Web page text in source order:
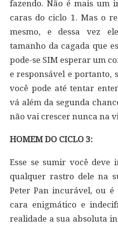
fazendo. Não é mais um
caras do ciclo 1. Mas o
mesmo, e dessa vez
tamanho da cagada que
pode-se SIM esperar um
e responsável e portanto,
você pode até tentar
vá além da segunda
não vai crescer nunca na
HOMEM DO CICLO 3:
Esse se sumir você deve
qualquer rastro dele na
Peter Pan incurável, ou é
cara enigmático e
realidade a sua absoluta